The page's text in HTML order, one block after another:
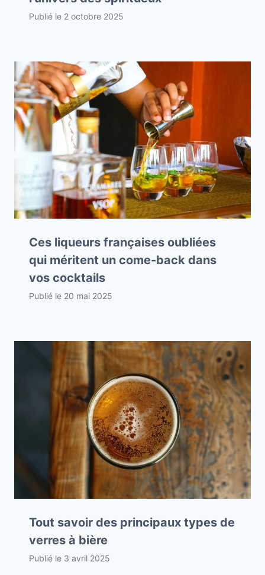
Publié le 2 octobre 2025
Ces liqueurs françaises oubliées
qui méritent un come-back dans
vos cocktails
Publié le 20 mai 2025
Tout savoir des principaux types de
verres à bière
Publié le 3 avril 2025